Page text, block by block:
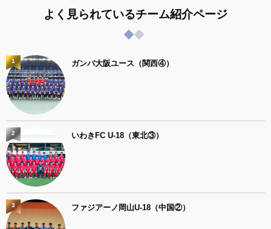
よく見られているチーム紹介ページ
ガンバ大阪ユース（関西④）
1
いわきFC U-18（東北③）
2
ファジアーノ岡山U-18（中国②）
3